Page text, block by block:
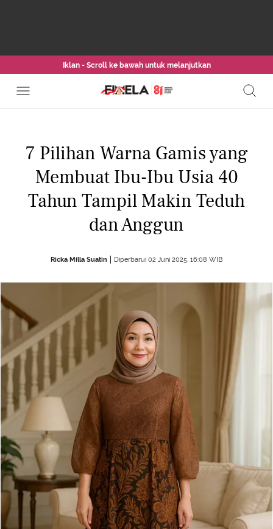
Iklan - Scroll ke bawah untuk melanjutkan
7 Pilihan Warna Gamis yang
Membuat Ibu-Ibu Usia 40
Tahun Tampil Makin Teduh
dan Anggun
Ricka Milla Suatin Diperbarui 02 Juni 2025, 16:08 WIB